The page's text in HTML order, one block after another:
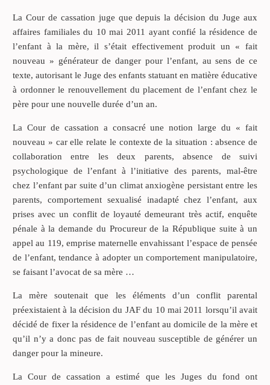
La Cour de cassation juge que depuis la décision du Juge aux
affaires familiales du 10 mai 2011 ayant confié la résidence de
l’enfant à la mère, il s’était effectivement produit un « fait
nouveau » générateur de danger pour l’enfant, au sens de ce
texte, autorisant le Juge des enfants statuant en matière éducative
à ordonner le renouvellement du placement de l’enfant chez le
père pour une nouvelle durée d’un an.
La Cour de cassation a consacré une notion large du « fait
nouveau » car elle relate le contexte de la situation : absence de
collaboration entre les deux parents, absence de suivi
psychologique de l’enfant à l’initiative des parents, mal-être
chez l’enfant par suite d’un climat anxiogène persistant entre les
parents, comportement sexualisé inadapté chez l’enfant, aux
prises avec un conflit de loyauté demeurant très actif, enquête
pénale à la demande du Procureur de la République suite à un
appel au 119, emprise maternelle envahissant l’espace de pensée
de l’enfant, tendance à adopter un comportement manipulatoire,
se faisant l’avocat de sa mère …
La mère soutenait que les éléments d’un conflit parental
préexistaient à la décision du JAF du 10 mai 2011 lorsqu’il avait
décidé de fixer la résidence de l’enfant au domicile de la mère et
qu’il n’y a donc pas de fait nouveau susceptible de générer un
danger pour la mineure.
La Cour de cassation a estimé que les Juges du fond ont